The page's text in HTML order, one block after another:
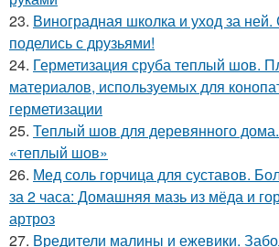
23. Виноградная школка и уход за
поделись с друзьями!
24. Герметизация сруба теплый шов.
материалов, используемых для
герметизации
25. Теплый шов для деревянного
«теплый шов»
26. Мед соль горчица для суставов.
за 2 часа: Домашняя мазь из мёда и
артроз
27. Вредители малины и ежевики.